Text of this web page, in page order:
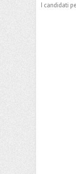
I candidati